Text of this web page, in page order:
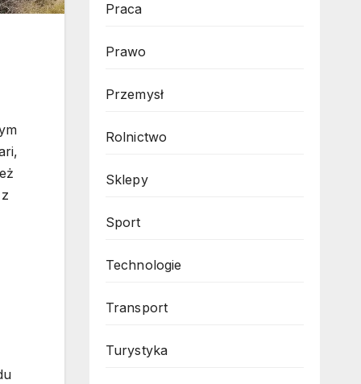
Praca
Prawo
Przemysł
Rolnictwo
Sklepy
Sport
Technologie
Transport
Turystyka